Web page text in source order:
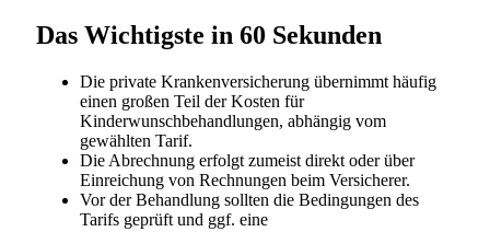
Das Wichtigste in 60 Sekunden
Die private Krankenversicherung übernimmt häufig
einen großen Teil der Kosten für
Kinderwunschbehandlungen, abhängig vom
gewählten Tarif.
Die Abrechnung erfolgt zumeist direkt oder über
Einreichung von Rechnungen beim Versicherer.
Vor der Behandlung sollten die Bedingungen des
Tarifs geprüft und ggf. eine